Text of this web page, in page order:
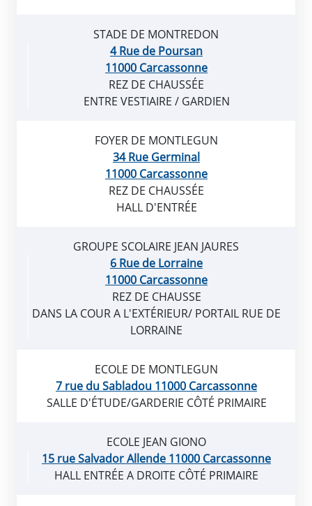
STADE DE MONTREDON
4 Rue de Poursan
11000 Carcassonne
REZ DE CHAUSSÉE
ENTRE VESTIAIRE / GARDIEN
FOYER DE MONTLEGUN
34 Rue Germinal
11000 Carcassonne
REZ DE CHAUSSÉE
HALL D'ENTRÉE
GROUPE SCOLAIRE JEAN JAURES
6 Rue de Lorraine
11000 Carcassonne
REZ DE CHAUSSE
DANS LA COUR A L'EXTÉRIEUR/ PORTAIL RUE DE
LORRAINE
ECOLE DE MONTLEGUN
7 rue du Sabladou 11000 Carcassonne
SALLE D'ÉTUDE/GARDERIE CÔTÉ PRIMAIRE
ECOLE JEAN GIONO
15 rue Salvador Allende 11000 Carcassonne
HALL ENTRÉE A DROITE CÔTÉ PRIMAIRE